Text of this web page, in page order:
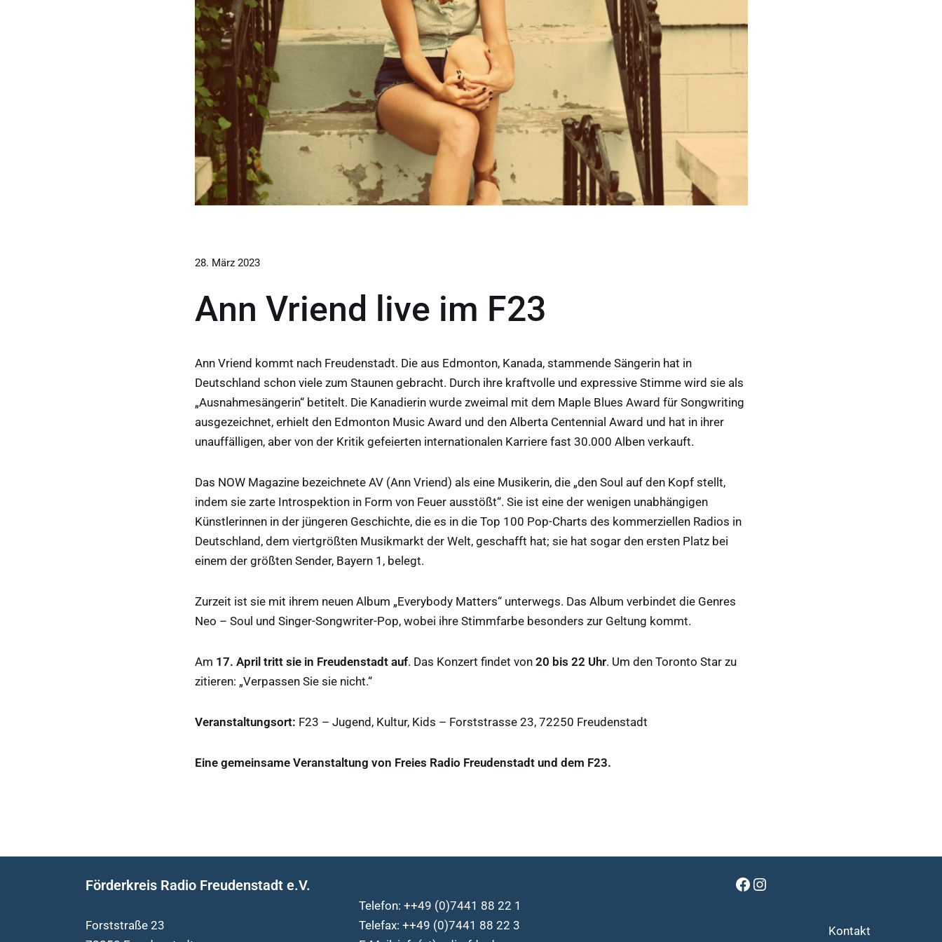
28. März 2023
Ann Vriend live im F23
Ann Vriend kommt nach Freudenstadt. Die aus Edmonton, Kanada, stammende Sängerin hat in
Deutschland schon viele zum Staunen gebracht. Durch ihre kraftvolle und expressive Stimme wird sie als
„Ausnahmesängerin“ betitelt. Die Kanadierin wurde zweimal mit dem Maple Blues Award für Songwriting
ausgezeichnet, erhielt den Edmonton Music Award und den Alberta Centennial Award und hat in ihrer
unauffälligen, aber von der Kritik gefeierten internationalen Karriere fast 30.000 Alben verkauft.
Das NOW Magazine bezeichnete AV (Ann Vriend) als eine Musikerin, die „den Soul auf den Kopf stellt,
indem sie zarte Introspektion in Form von Feuer ausstößt“. Sie ist eine der wenigen unabhängigen
Künstlerinnen in der jüngeren Geschichte, die es in die Top 100 Pop-Charts des kommerziellen Radios in
Deutschland, dem viertgrößten Musikmarkt der Welt, geschafft hat; sie hat sogar den ersten Platz bei
einem der größten Sender, Bayern 1, belegt.
Zurzeit ist sie mit ihrem neuen Album „Everybody Matters“ unterwegs. Das Album verbindet die Genres
Neo – Soul und Singer-Songwriter-Pop, wobei ihre Stimmfarbe besonders zur Geltung kommt.
Am 17. April tritt sie in Freudenstadt auf. Das Konzert findet von 20 bis 22 Uhr. Um den Toronto Star zu
zitieren: „Verpassen Sie sie nicht.“
Veranstaltungsort: F23 – Jugend, Kultur, Kids – Forststrasse 23, 72250 Freudenstadt
Eine gemeinsame Veranstaltung von Freies Radio Freudenstadt und dem F23.
Förderkreis Radio Freudenstadt e.V.
Forststraße 23
Telefon: ++49 (0)7441 88 22 1
Telefax: ++49 (0)7441 88 22 3
Kontakt